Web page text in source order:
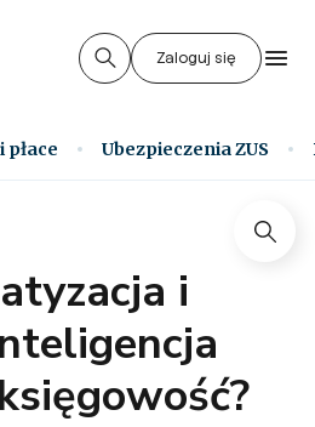
Zaloguj się
płace Ubezpieczenia ZUS
i